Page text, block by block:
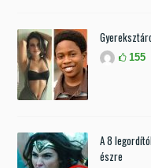
155
A 8
észre